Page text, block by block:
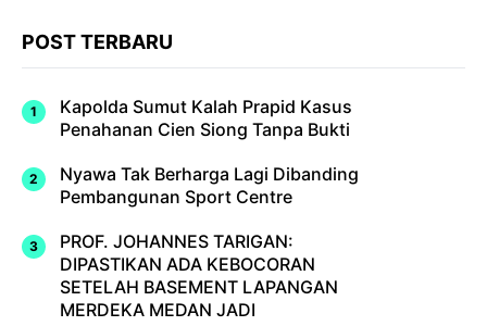
POST TERBARU
Kapolda Sumut Kalah Prapid Kasus
Penahanan Cien Siong Tanpa Bukti
Nyawa Tak Berharga Lagi Dibanding
Pembangunan Sport Centre
PROF. JOHANNES TARIGAN:
DIPASTIKAN ADA KEBOCORAN
SETELAH BASEMENT LAPANGAN
MERDEKA MEDAN JADI